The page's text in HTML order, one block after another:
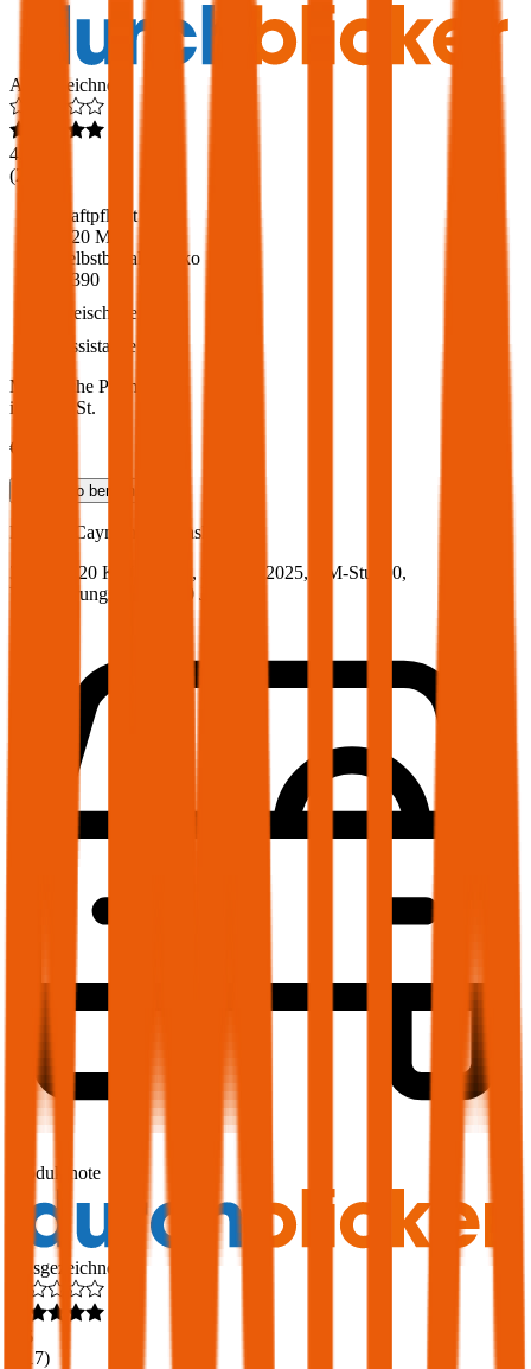
Ausgezeichnet
4,6
(217
Haftpflicht
€ 20 Mio.
Selbstbehalt Kasko
€ 390
Freischaden
Assistance
Monatliche Prämie
inkl. mVSt.
€ 257,01
Teilkasko berechnen
Porsche
Cayman, Vollkasko
300 PS/220 KW, benzin, Baujahr 2025, BM-Stufe 0,
Versicherungsnehmer 30 Jahre
Produktnote
Ausgezeichnet
4,6
217)